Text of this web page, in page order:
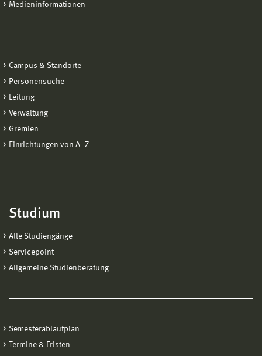
Medieninformationen
Campus & Standorte
Personensuche
Leitung
Verwaltung
Gremien
Einrichtungen von A−Z
Studium
Alle Studiengänge
Servicepoint
Allgemeine Studienberatung
Semesterablaufplan
Termine & Fristen